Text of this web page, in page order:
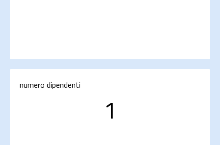
numero dipendenti
1